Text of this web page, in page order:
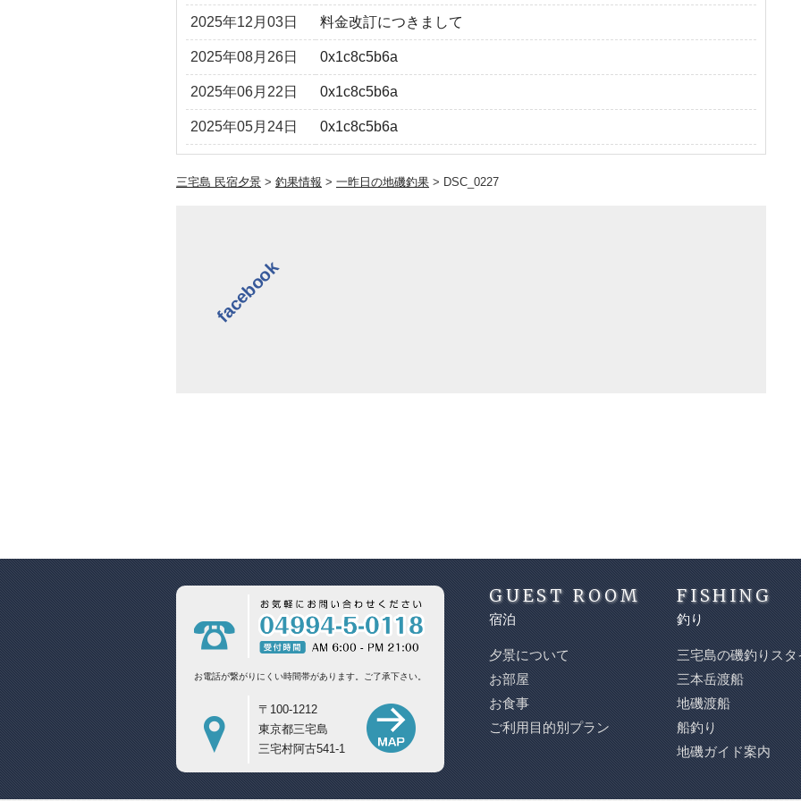
2025年12月03日 料金改訂につきまして
2025年08月26日 0x1c8c5b6a
2025年06月22日 0x1c8c5b6a
2025年05月24日 0x1c8c5b6a
三宅島 民宿夕景 > 釣果情報 > 一昨日の地磯釣果 > DSC_0227
facebook
お電話が繋がりにくい時間帯があります。 ご了承下さい。
〒100-1212
東京都三宅島
三宅村阿古541-1
GUEST ROOM
宿泊
夕景について
お部屋
お食事
ご利用目的別プラン
FISHING
釣り
三宅島の磯釣りスタ
三本岳渡船
地磯渡船
船釣り
地磯ガイド案内